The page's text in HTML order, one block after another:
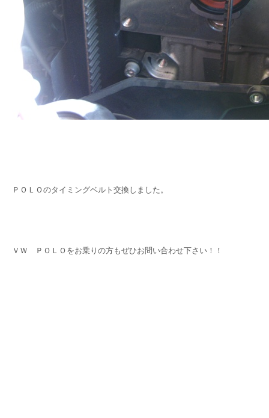
ＰＯＬＯのタイミングベルト交換しました。
ＶＷ ＰＯＬＯをお乗りの方もぜひお問い合わせ下さい！！